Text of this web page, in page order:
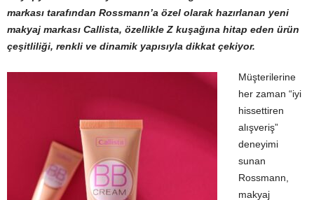
markası tarafından Rossmann’a özel olarak hazırlanan yeni
makyaj markası Callista, özellikle Z kuşağına hitap eden ürün
çeşitliliği, renkli ve dinamik yapısıyla dikkat çekiyor.
Müşterilerine
her zaman “iyi
hissettiren
alışveriş”
deneyimi
sunan
Rossmann,
makyaj